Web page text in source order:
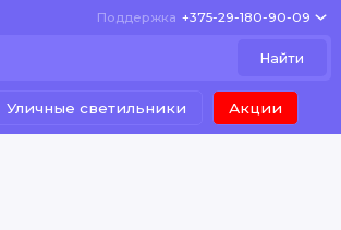
Поддержка +375-29-180-90-09
Найти
Уличные светильники Акции